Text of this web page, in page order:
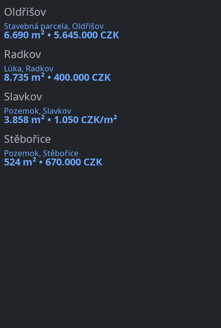
Oldřišov
Stavebná parcela, Oldřišov
6.690 m² • 5.645.000 CZK
Radkov
Lúka, Radkov
8.735 m² • 400.000 CZK
Slavkov
Pozemok, Slavkov
3.858 m² • 1.050 CZK/m²
Stěbořice
Pozemok, Stěbořice
524 m² • 670.000 CZK